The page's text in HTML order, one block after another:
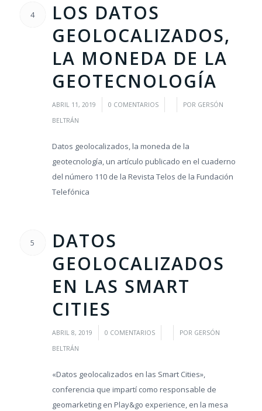
4
LOS DATOS
GEOLOCALIZADOS,
LA MONEDA DE LA
GEOTECNOLOGÍA
ABRIL 11, 2019 0 COMENTARIOS
/ POR GERSÓN
BELTRÁN
Datos geolocalizados, la moneda de la
geotecnología, un artículo publicado en el cuaderno
del número 110 de la Revista Telos de la Fundación
Telefónica
5
DATOS
GEOLOCALIZADOS
EN LAS SMART
CITIES
ABRIL 8, 2019 0 COMENTARIOS
/ POR GERSÓN
BELTRÁN
«Datos geolocalizados en las Smart Cities»,
conferencia que impartí como responsable de
geomarketing en Play&go experience, en la mesa